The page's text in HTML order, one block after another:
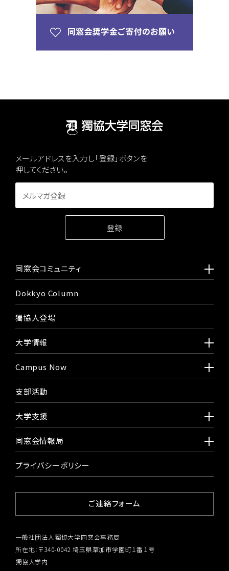
メールアドレスを入力し「登録」ボタンを
押してください。
同窓会コミュニティ
Dokkyo Column
獨協人登場
大学情報
Campus Now
支部活動
大学支援
同窓会情報局
プライバシーポリシー
ご連絡フォーム
一般社団法人獨協大学同窓会事務局
所在地：〒340-0042 埼玉県草加市学園町１番１号
獨協大学内